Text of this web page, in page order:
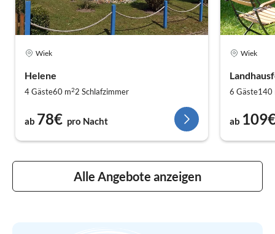
Wiek
Helene
4 Gäste60 m22 Schlafzimmer
ab 78€ pro Nacht
Wiek
6 Gäste140
ab
Alle Angebote anzeigen